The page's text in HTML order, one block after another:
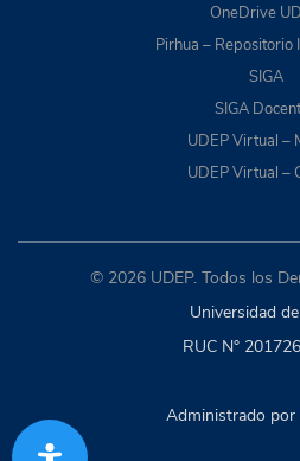
OneDrive
Pirhua – Repositorio
SIGA
SIGA
UDEP Virtual –
UDEP Virtual –
© 2026 UDEP. Todos los
Universidad
RUC N°
Administrado por